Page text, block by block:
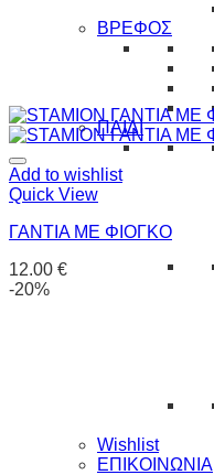
ΒΡΕΦΟΣ
ΠΑΙΔΙ
Wishlist
ΕΠΙΚΟΙΝΩΝΙΑ
Add to wishlist
Quick View
ΓΑΝΤΙΑ ΜΕ ΦΙΟΓΚΟ
12.00 €
-20%